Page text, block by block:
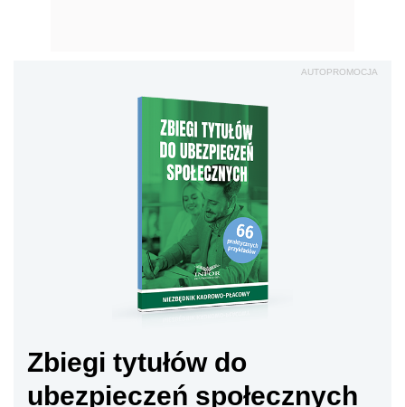
AUTOPROMOCJA
Zbiegi tytułów do
ubezpieczeń społecznych